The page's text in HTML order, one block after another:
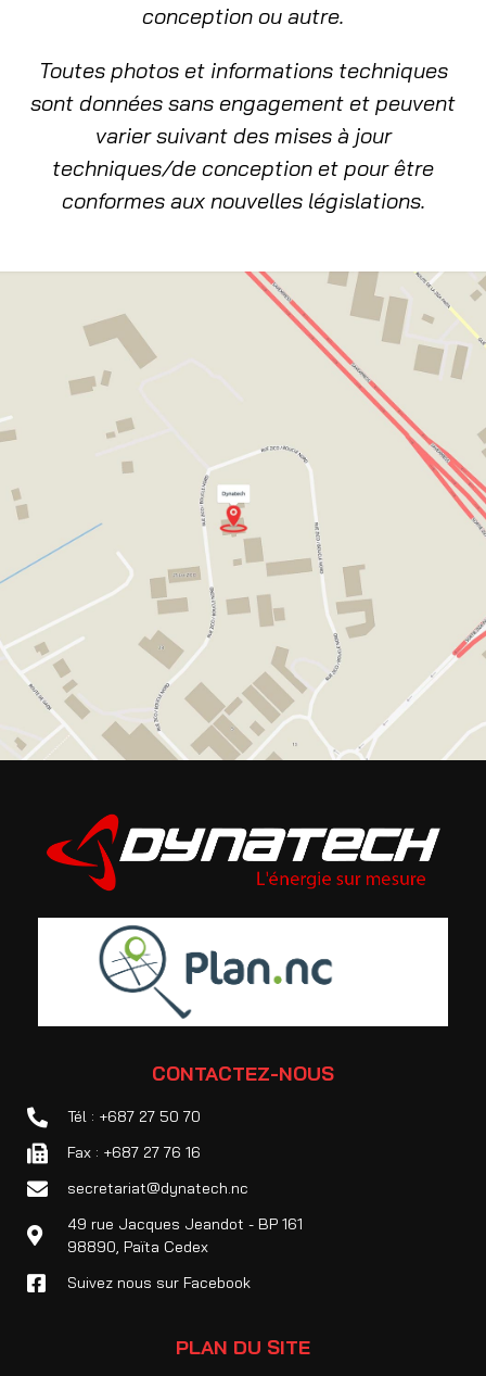
conception ou autre.
Toutes photos et informations techniques
sont données sans engagement et peuvent
varier suivant des mises à jour
techniques/de conception et pour être
conformes aux nouvelles législations.
CONTACTEZ-NOUS
Tél : +687 27 50 70
Fax : +687 27 76 16
secretariat@dynatech.nc
49 rue Jacques Jeandot - BP 161
98890, Païta Cedex
Suivez nous sur Facebook
PLAN DU SITE